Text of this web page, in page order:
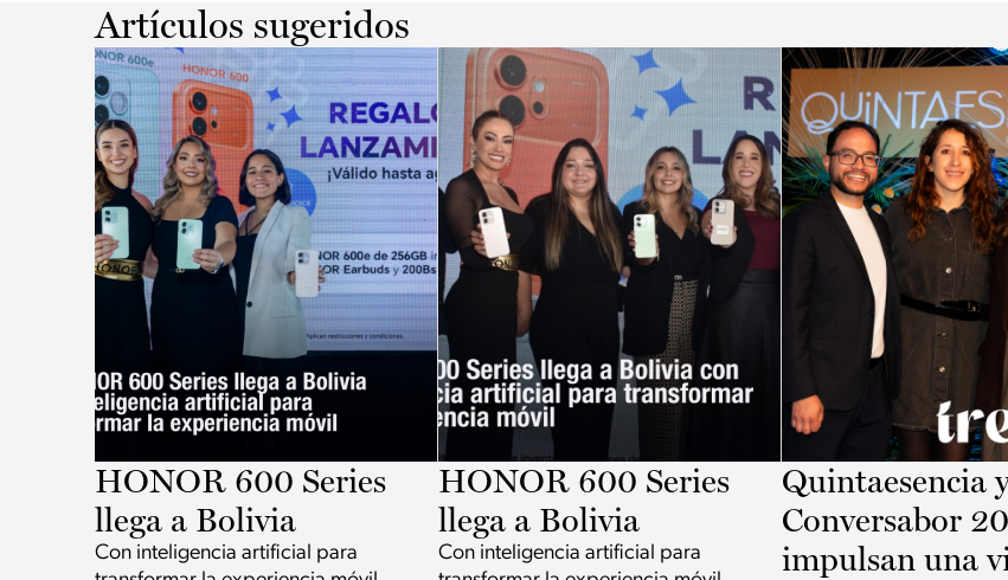
Artículos sugeridos
HONOR 600 Series
llega a Bolivia
Con inteligencia artificial para
HONOR 600 Series
llega a Bolivia
Con inteligencia artificial para
Quintaesencia
Conversabor
impulsan una